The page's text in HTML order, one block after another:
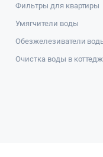
Фильтры для квартиры
Умягчители воды
Обезжелезиватели
Очистка воды в